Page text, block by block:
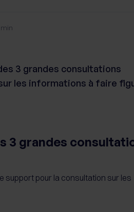
min
3 grandes consultations
les informations à faire
3 grandes
support pour la consultation sur les